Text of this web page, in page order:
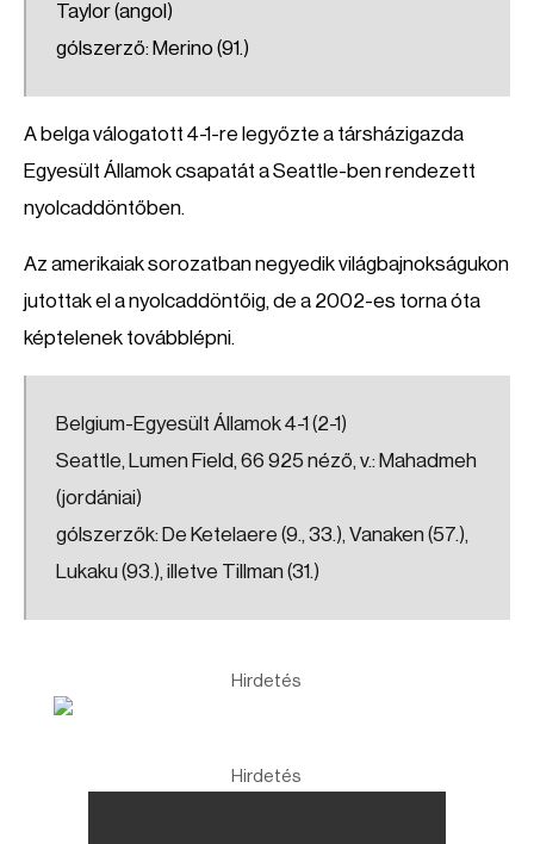
Taylor (angol)
gólszerző: Merino (91.)
A belga válogatott 4-1-re legyőzte a társházigazda
Egyesült Államok csapatát a Seattle-ben rendezett
nyolcaddöntőben.
Az amerikaiak sorozatban negyedik világbajnokságukon
jutottak el a nyolcaddöntőig, de a 2002-es torna óta
képtelenek továbblépni.
Belgium-Egyesült Államok 4-1 (2-1)
Seattle, Lumen Field, 66 925 néző, v.: Mahadmeh
(jordániai)
gólszerzők: De Ketelaere (9., 33.), Vanaken (57.),
Lukaku (93.), illetve Tillman (31.)
Hirdetés
Hirdetés